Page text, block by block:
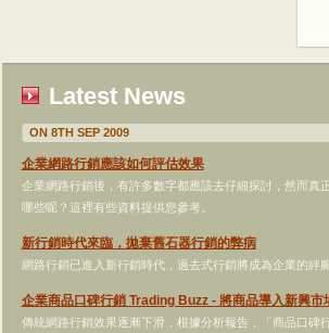
Latest News
ON 8TH SEP 2009
企業網路行銷應該如何評估效果
企業網路行銷後，有許多數字都應該去仔細探討，然而真
哪些呢？這裡有些資料提供您參考。
新行銷時代來臨，拋棄舊石器行銷的弊病
網路行銷已進入新行銷時代，過去式行銷將成為企業的絆腳
企業商品口碑行銷 Trading Buzz - 將商品導入新興市
傳統網路行銷效果逐漸下滑，根據分析報告，「商品口碑